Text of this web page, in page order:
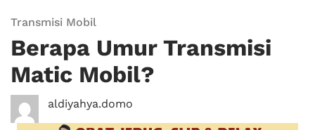
Transmisi Mobil
Berapa Umur Transmisi
Matic Mobil?
aldiyahya.domo